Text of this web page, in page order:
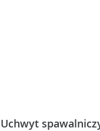
Uchwyt